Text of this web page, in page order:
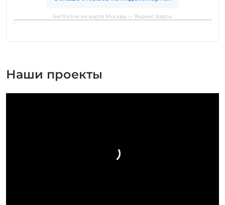
БигХэппи на карте Москвы — Яндекс Карты
Наши проекты